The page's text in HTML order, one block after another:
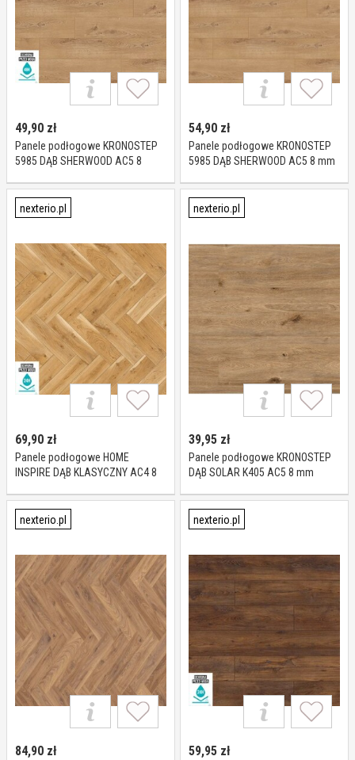
49,90 zł
Panele podłogowe KRONOSTEP
5985 DĄB SHERWOOD AC5 8
54,90 zł
Panele podłogowe KRONOSTEP
5985 DĄB SHERWOOD AC5 8 mm
nexterio.pl
69,90 zł
Panele podłogowe HOME
INSPIRE DĄB KLASYCZNY AC4 8
nexterio.pl
39,95 zł
Panele podłogowe KRONOSTEP
DĄB SOLAR K405 AC5 8 mm
nexterio.pl
84,90 zł
nexterio.pl
59,95 zł